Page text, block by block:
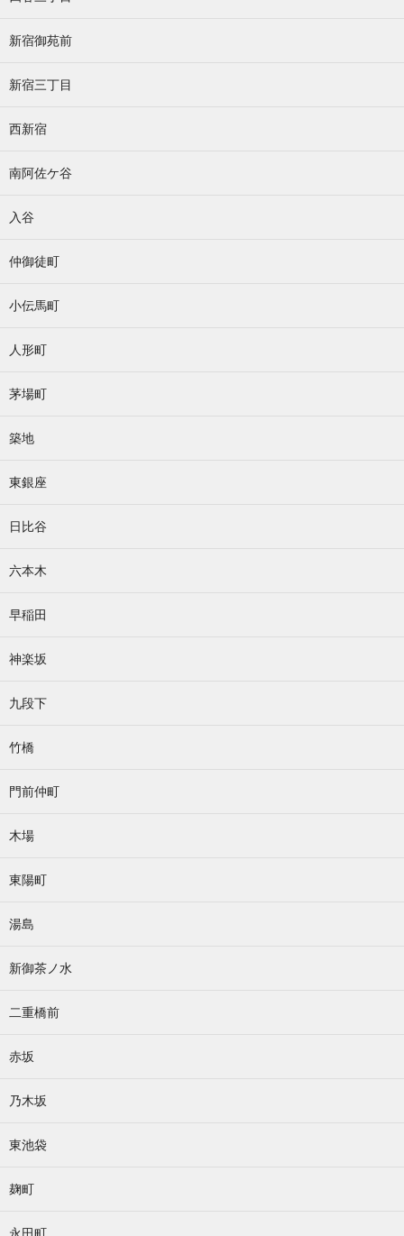
新宿御苑前
新宿三丁目
西新宿
南阿佐ケ谷
入谷
仲御徒町
小伝馬町
人形町
茅場町
築地
東銀座
日比谷
六本木
早稲田
神楽坂
九段下
竹橋
門前仲町
木場
東陽町
湯島
新御茶ノ水
二重橋前
赤坂
乃木坂
東池袋
麹町